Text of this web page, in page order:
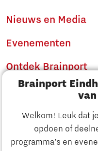
Brainport
Welkom! Leuk dat
opdoen of
programma’s en
Ontdek
Nieuws en Media
Evenementen
Ontdek Brainport
Innovatie
Ondernemen
Onderwijs